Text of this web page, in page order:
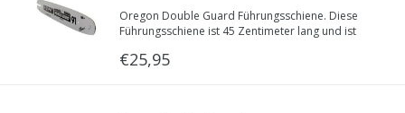
Schwert/Führungsschiene | 45cm | 1.3mm |
3/8LP | 180SDEA318
Oregon Double Guard Führungsschiene. Diese
Führungsschiene ist 45 Zentimeter lang und ist
Treibglieddecke: 1.3mm, Teilung: 3/8“LP.
€25,95